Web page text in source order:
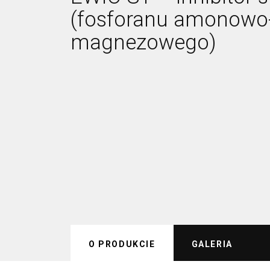
(fosforanu
magnezowego)
O PRODUKCIE GALERIA